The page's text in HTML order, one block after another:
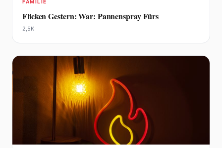
FAMILIE
Flicken Gestern: War: Pannenspray Fürs
2,5K